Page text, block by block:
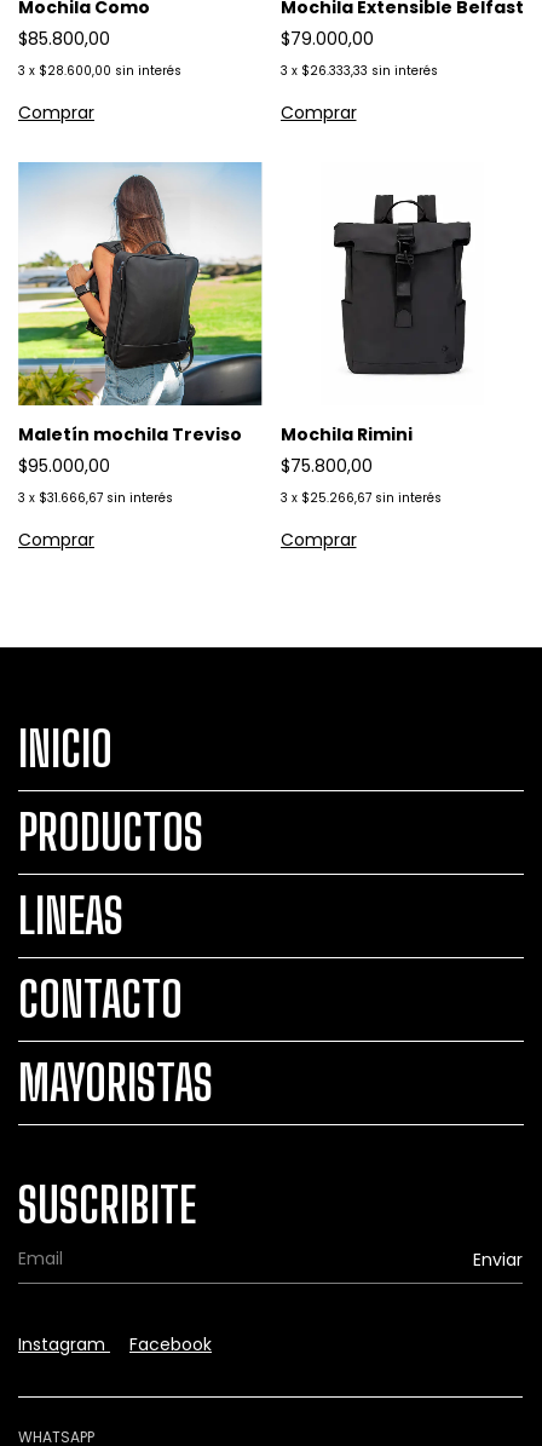
Mochila Como
$85.800,00
3 x $28.600,00 sin interés
Mochila Extensible Belfast
$79.000,00
3 x $26.333,33 sin interés
Maletín mochila Treviso
$95.000,00
3 x $31.666,67 sin interés
Mochila Rimini
$75.800,00
3 x $25.266,67 sin interés
INICIO
PRODUCTOS
LINEAS
CONTACTO
MAYORISTAS
SUSCRIBITE
Instagram Facebook
WHATSAPP